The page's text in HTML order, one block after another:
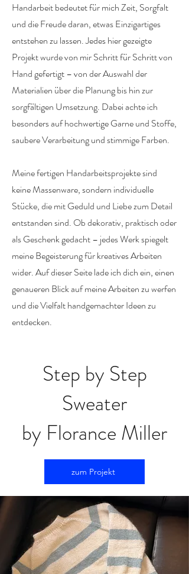
Handarbeit bedeutet für mich Zeit, Sorgfalt
und die Freude daran, etwas Einzigartiges
entstehen zu lassen. Jedes hier gezeigte
Projekt wurde von mir Schritt für Schritt von
Hand gefertigt – von der Auswahl der
Materialien über die Planung bis hin zur
sorgfältigen Umsetzung. Dabei achte ich
besonders auf hochwertige Garne und Stoffe,
saubere Verarbeitung und stimmige Farben.
Meine fertigen Handarbeitsprojekte sind
keine Massenware, sondern individuelle
Stücke, die mit Geduld und Liebe zum Detail
entstanden sind. Ob dekorativ, praktisch oder
als Geschenk gedacht – jedes Werk spiegelt
meine Begeisterung für kreatives Arbeiten
wider. Auf dieser Seite lade ich dich ein, einen
genaueren Blick auf meine Arbeiten zu werfen
und die Vielfalt handgemachter Ideen zu
entdecken.
Step by Step
Sweater
by Florance Miller
zum Projekt